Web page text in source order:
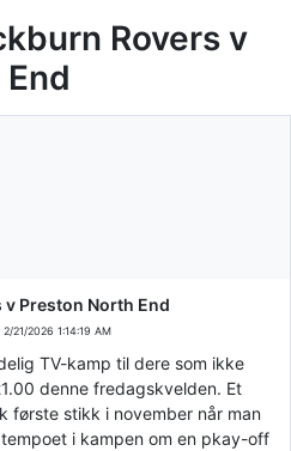
Rovers v
Preston North End
2/21/2026 1:14:19 AM
TV-kamp til dere som ikke
denne fredagskvelden. Et
første stikk i november når man
i kampen om en pkay-off